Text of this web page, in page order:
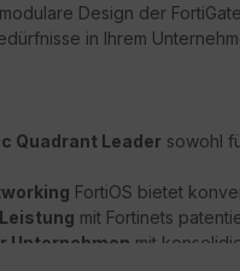
Design der
in Ihrem
Quadrant Leader sowohl
FortiOS bietet
mit Fortinets
Unternehmen mit